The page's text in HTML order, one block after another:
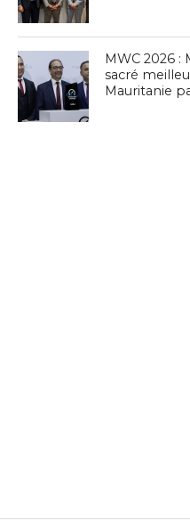
MWC 2026 :
sacré
Mauritanie